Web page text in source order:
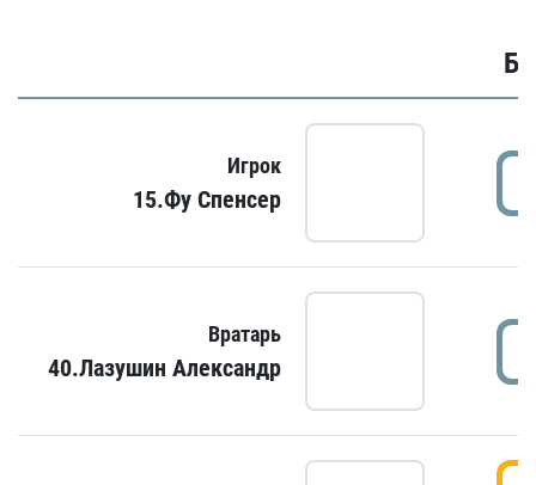
Игрок
15.Фу Спенсер
Вратарь
40.Лазушин Александр